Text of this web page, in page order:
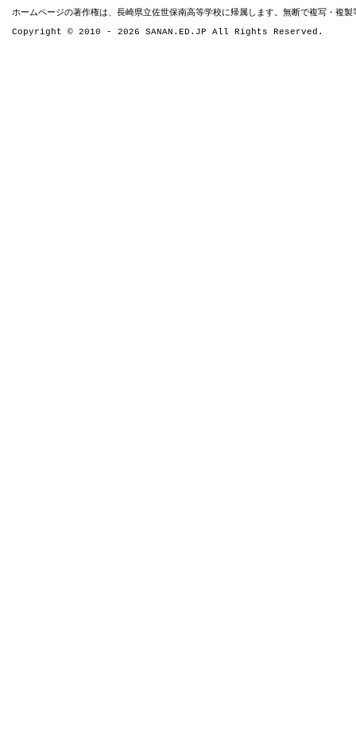
ホームページの著作権は、長崎県立佐世保南高等学校に帰属します。無断で複写・複
Copyright © 2010 - 2026 SANAN.ED.JP All Rights Reserved.